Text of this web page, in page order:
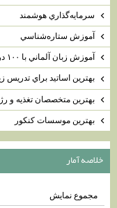
سرمايه‌گذاري هوشمند
آموزش ستاره‌شناسي
آموزش زبان آلماني با ۱۰۰ درس رايگان
بهترين اساتيد براي تدريس
بهترين متخصصان تغذيه و
بهترين موسسات كنكور
خلاصه آمار
مجموع نمایش‌